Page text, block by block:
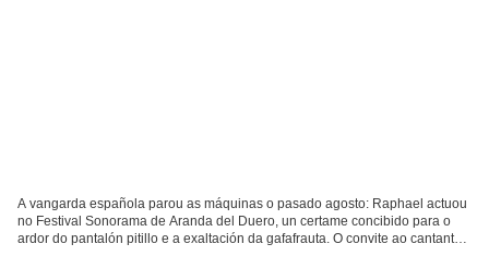
A vangarda española parou as máquinas o pasado agosto: Raphael actuou
no Festival Sonorama de Aranda del Duero, un certame concibido para o
ardor do pantalón pitillo e a exaltación da gafafrauta. O convite ao cantante